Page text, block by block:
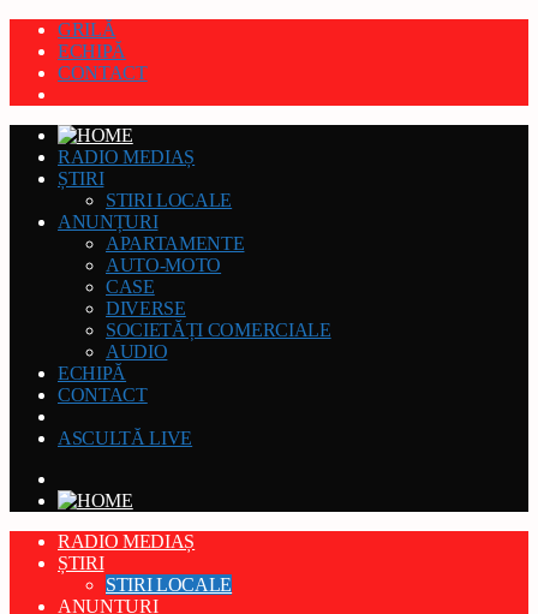
GRILĂ
ECHIPĂ
CONTACT
RADIO MEDIAȘ
ȘTIRI
STIRI LOCALE
ANUNȚURI
APARTAMENTE
AUTO-MOTO
CASE
DIVERSE
SOCIETĂȚI COMERCIALE
AUDIO
ECHIPĂ
CONTACT
ASCULTĂ LIVE
RADIO MEDIAȘ
ȘTIRI
STIRI LOCALE
ANUNȚURI